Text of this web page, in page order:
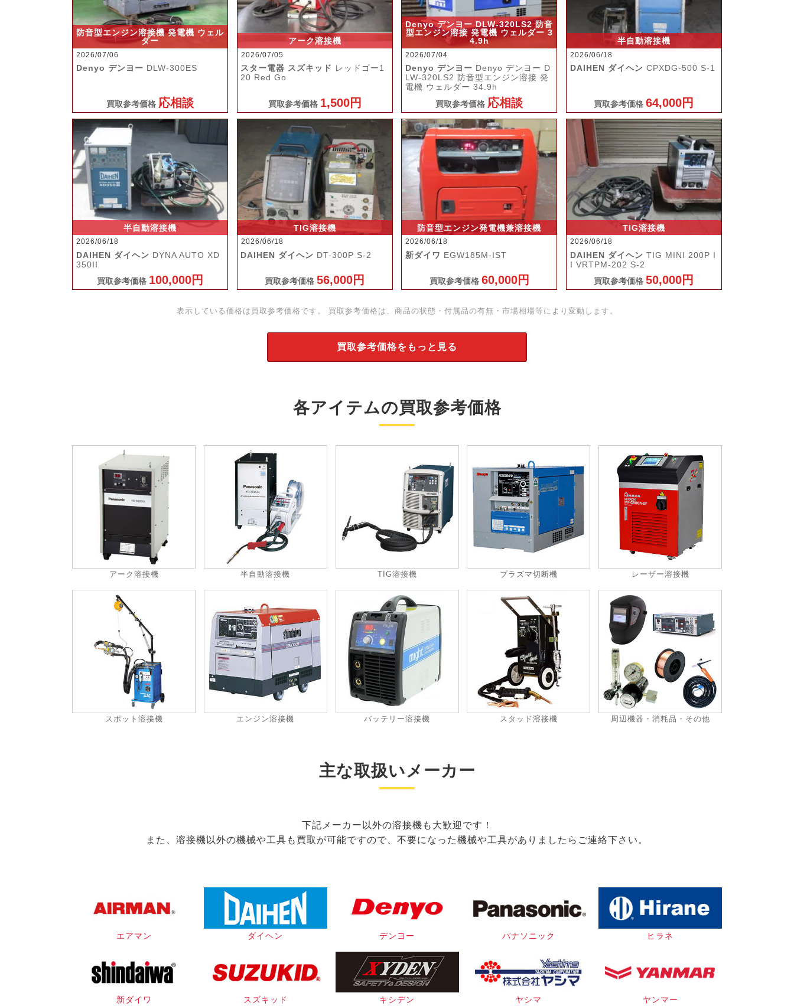
防音型エンジン溶接機 発電機 ウェル
ダー
2026/07/06
Denyo デンヨー DLW-300ES
買取参考価格 応相談
アーク溶接機
2026/07/05
スター電器 スズキッド レッドゴー1
20 Red Go
買取参考価格 1,500円
Denyo デンヨー DLW-320LS2 防音
型エンジン溶接 発電機 ウェルダー 3
4.9h
2026/07/04
Denyo デンヨー Denyo デンヨー D
LW-320LS2 防音型エンジン溶接 発
電機 ウェルダー 34.9h
買取参考価格 応相談
半自動溶接機
2026/06/18
DAIHEN ダイヘン CPXDG-500 S-1
買取参考価格64,000円
半自動溶接機
2026/06/18
DAIHEN ダイヘン DYNA AUTO XD
350II
買取参考価格 100,000円
TIG溶接機
2026/06/18
DAIHEN ダイヘン DT-300P S-2
買取参考価格56,000円
防音型エンジン発電機兼溶接機
2026/06/18
新ダイワ EGW185M-IST
買取参考価格 60,000円
TIG溶接機
2026/06/18
DAIHEN ダイヘン TIG MINI 200P I
I VRTPM-202 S-2
買取参考価格50,000円
表示している価格は買取参考価格です。 買取参考価格は、商品の状態・付属品の有無・市場相場等により変動します。
買取参考価格をもっと見る
各アイテムの買取参考価格
アーク溶接機 半自動溶接機 TIG溶接機 プラズマ切断機 レーザー溶接機
スポット溶接機 エンジン溶接機 バッテリー溶接機 スタッド溶接機 周辺機器・消耗品・その他
主な取扱いメーカー
下記メーカー以外の溶接機も大歓迎です！
また、溶接機以外の機械や工具も買取が可能ですので、不要になった機械や工具がありましたらご連絡下さい。
エアマン ダイヘン デンヨー パナソニック ヒラネ
新ダイワ スズキッド キシデン ヤシマ ヤンマー